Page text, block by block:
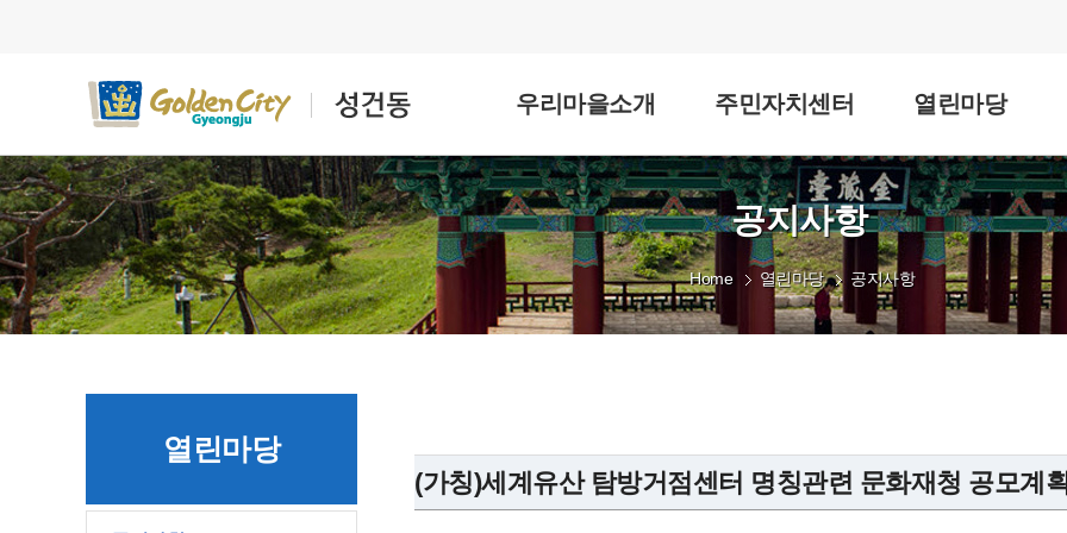
우리마을소개 주민자치센터 열린마당
열린마당
공지사항
Home 열린마당 공지사항
(가칭)세계유산 탐방거점센터 명칭관련 문화재청 공모계